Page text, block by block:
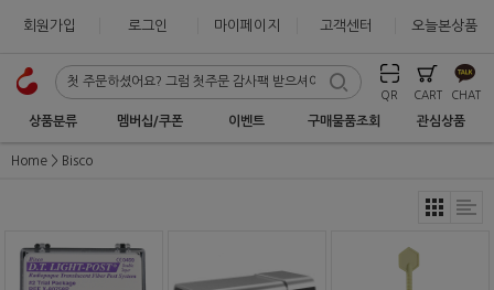
회원가입 로그인 마이페이지 고객센터 오늘본상품
QR CART CHAT
상품분류 멤버십/쿠폰 이벤트 구매물품조회 관심상품
Home Bisco